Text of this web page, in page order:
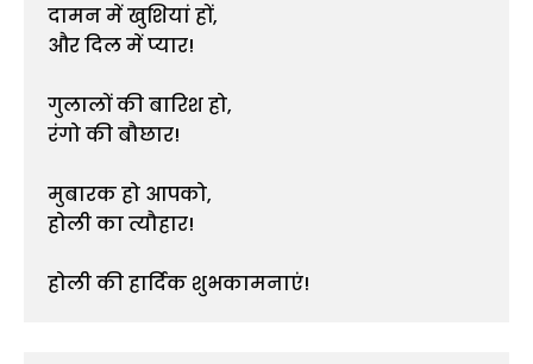
दामन में खुशियां हों,
और दिल में प्यार!
गुलालों की बारिश हो,
रंगो की बौछार!
मुबारक हो आपको,
होली का त्यौहार!
होली की हार्दिक शुभकामनाएं!